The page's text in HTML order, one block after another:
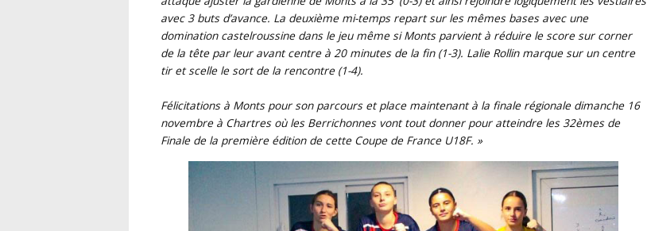
avec 3 buts d’avance. La deuxième mi-temps repart sur les mêmes bases avec une
domination castelroussine dans le jeu même si Monts parvient à réduire le score sur corner
de la tête par leur avant centre à 20 minutes de la fin (1-3). Lalie Rollin marque sur un centre
tir et scelle le sort de la rencontre (1-4).
Félicitations à Monts pour son parcours et place maintenant à la finale régionale dimanche 16
novembre à Chartres où les Berrichonnes vont tout donner pour atteindre les 32èmes de
Finale de la première édition de cette Coupe de France U18F. »